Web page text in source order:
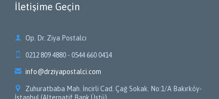
İletişime Geçin
 Op. Dr. Ziya Postalcı
 0212 809 4880 - 0544 660 0414
 info@drziyapostalci.com

Zuhuratbaba Mah. İncirli Cad. Çağ Sokak. No:1/A Bakırköy-